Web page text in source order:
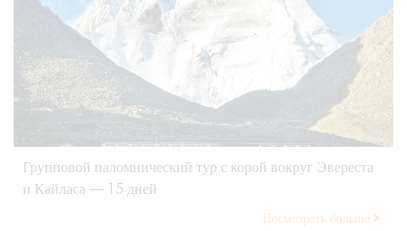
Групповой паломнический тур с корой вокруг Эвереста
и Кайласа — 15 дней
Посмотреть больше